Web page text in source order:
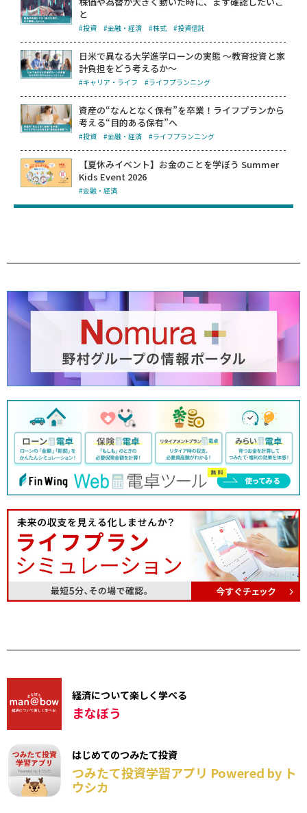
と
#投資 #金融・経済 #株式 #投資信託
日米で異なる大学進学ローンの実態 ～教育投資と家
計負担をどう考えるか～
#キャリア・ライフ #ライフプランニング
資産の“なんとなく保有”を卒業！ライフプランから
考える“目的ある保有”へ
#投資 #金融・経済 #ライフプランニング
【夏休みイベント】お金のことを学ぼう Summer
Kids Event 2026
#金融・経済
経済について楽しく学べる
まなぼう
はじめてのつみたて投資
つみたて投資学習アプリ Powered by ト
ウシカ